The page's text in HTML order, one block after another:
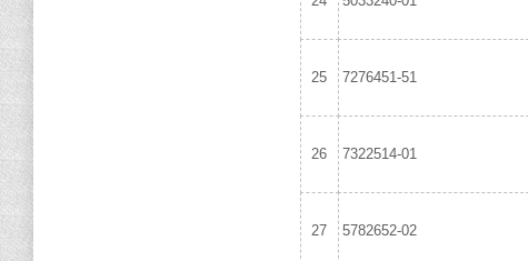
25 7276451-51
26 7322514-01
27 5782652-02